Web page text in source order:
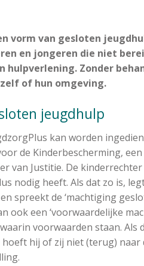
vorm van gesloten
en jongeren die niet
hulpverlening. Zonder
of hun omgeving.
jeugdhulp
kan worden
de Kinderbescherming,
van Justitie. De
nodig heeft. Als dat zo is,
spreekt de ‘machtiging
ook een ‘voorwaardelijke
voorwaarden staan. Als
hij of zij niet (terug) naar